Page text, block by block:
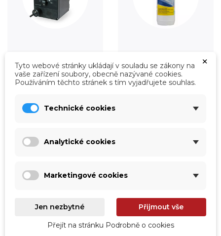
Prohlédnout Prohlédnout
×
Tyto webové stránky ukládají v souladu se zákony na
vaše zařízení soubory, obecně nazývané cookies.
Používáním těchto stránek s tím vyjadřujete souhlas.
Technické cookies
Analytické cookies
Marketingové cookies
Jen nezbytné Přijmout vše
Přejít na stránku Podrobně o cookies